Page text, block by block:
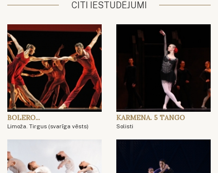
CITI IESTUDĒJUMI
BOLERO...
Limoža. Tirgus (svarīga vēsts)
KARMENA. 5 TANGO
Solisti